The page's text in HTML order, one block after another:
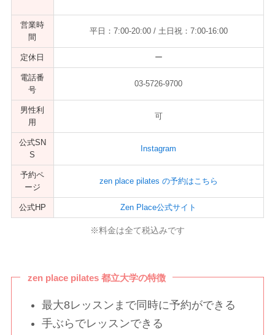
営業時
間
平日：7:00-20:00 / 土日祝：7:00-16:00
定休日 ー
電話番
号
03-5726-9700
男性利
用
可
公式SN
S
Instagram
予約ペ
ージ
zen place pilates の予約はこちら
公式HP Zen Place公式サイト
※料金は全て税込みです
zen place pilates 都立大学の特徴
最大8レッスンまで同時に予約ができる
手ぶらでレッスンできる